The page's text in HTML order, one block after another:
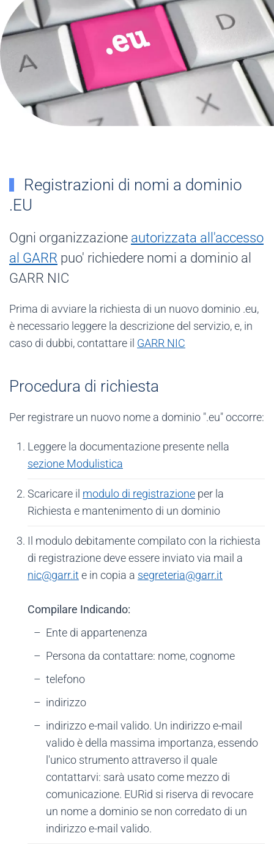
Registrazioni di nomi a dominio
.EU
Ogni organizzazione autorizzata all'accesso
al GARR puo' richiedere nomi a dominio al
GARR NIC
Prima di avviare la richiesta di un nuovo dominio .eu,
è necessario leggere la descrizione del servizio, e, in
caso di dubbi, contattare il GARR NIC
Procedura di richiesta
Per registrare un nuovo nome a dominio ".eu" occorre:
Leggere la documentazione presente nella
sezione Modulistica
Scaricare il modulo di registrazione per la
Richiesta e mantenimento di un dominio
Il modulo debitamente compilato con la richiesta
di registrazione deve essere inviato via mail a
nic@garr.ite in copia a segreteria@garr.it
Compilare Indicando:
Ente di appartenenza
Persona da contattare: nome, cognome
telefono
indirizzo
indirizzo e-mail valido. Un indirizzo e-mail
valido è della massima importanza, essendo
l'unico strumento attraverso il quale
contattarvi: sarà usato come mezzo di
comunicazione. EURid si riserva di revocare
un nome a dominio se non corredato di un
indirizzo e-mail valido.